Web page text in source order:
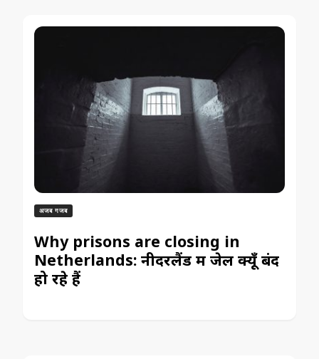
अजब गजब
Why prisons are closing in
Netherlands: नीदरलैंड में जेल क्यूँ बंद
हो रहे हैं